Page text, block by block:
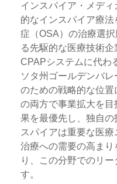
インスパイア・メデ
的なインスパイア療
症（OSA）の治療選
る先駆的な医療技術
CPAPシステムに代わ
ソタ州ゴールデンバ
のための戦略的な位
の両方で事業拡大を
果を最優先し、独自
スパイアは重要な医
治療への需要の高ま
り、この分野でのリ
す。